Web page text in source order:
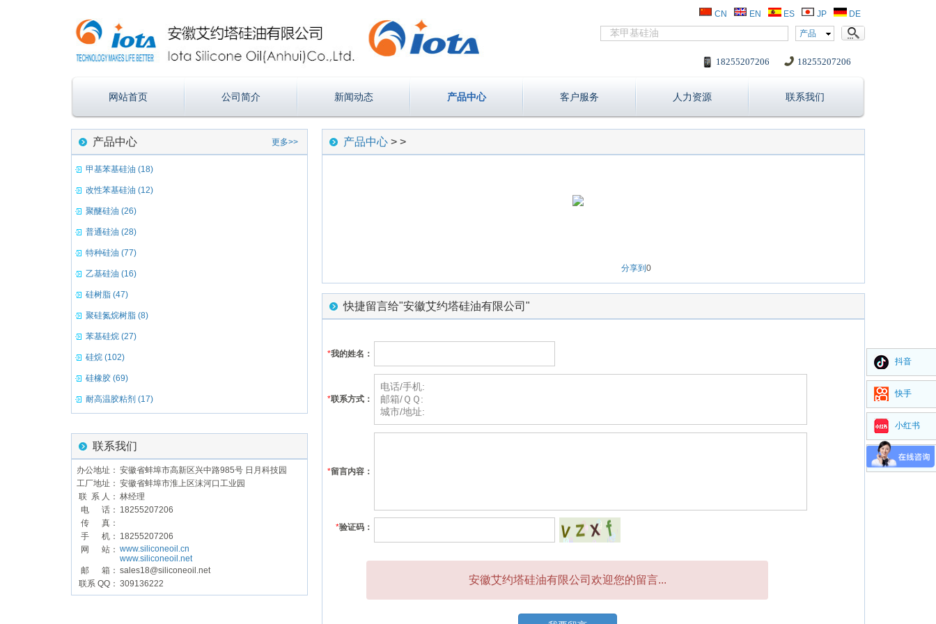
CN EN ES JP
DE
产品
18255207206
18255207206
网站首页 公司简介 新闻动态 产品中心 客户服务 人力资源 联系我们
产品中心 更多>>
甲基苯基硅油 (18)
改性苯基硅油 (12)
聚醚硅油 (26)
普通硅油 (28)
特种硅油 (77)
乙基硅油 (16)
硅树脂 (47)
聚硅氮烷树脂 (8)
苯基硅烷 (27)
硅烷 (102)
硅橡胶 (69)
耐高温胶粘剂 (17)
联系我们
办公地址： 安徽省蚌埠市高新区兴中路985号 日月科技园
工厂地址： 安徽省蚌埠市淮上区沫河口工业园
联 系 人： 林经理
电 话： 18255207206
传 真：
手 机： 18255207206
网 站： www.siliconeoil.cn
www.siliconeoil.net
邮 箱： sales18@siliconeoil.net
联系 QQ： 309136222
产品中心 > >
分享到 0
快捷留言给"安徽艾约塔硅油有限公司"
*我的姓名：
*联系方式：
*留言内容：
*验证码：
安徽艾约塔硅油有限公司欢迎您的留言...
抖音
快手
小红书
视频号